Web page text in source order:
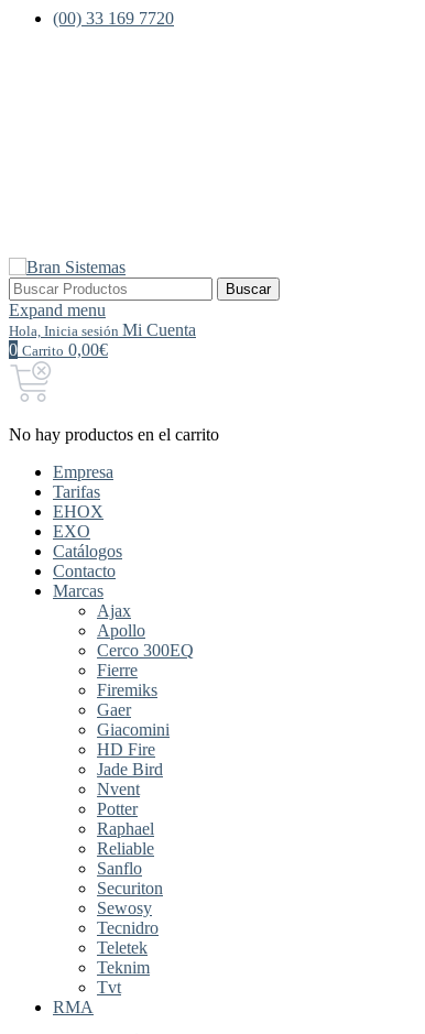
(00) 33 169 7720
Buscar
por:
Buscar
Expand menu
Hola, Inicia sesión Mi Cuenta
0 Carrito 0,00€
No hay productos en el carrito
Empresa
Tarifas
EHOX
EXO
Catálogos
Contacto
Marcas
Ajax
Apollo
Cerco 300EQ
Fierre
Firemiks
Gaer
Giacomini
HD Fire
Jade Bird
Nvent
Potter
Raphael
Reliable
Sanflo
Securiton
Sewosy
Tecnidro
Teletek
Teknim
Tvt
RMA